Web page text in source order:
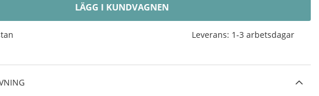
LÄGG I KUNDVAGNEN
Leverans: 1-3 arbetsdagar